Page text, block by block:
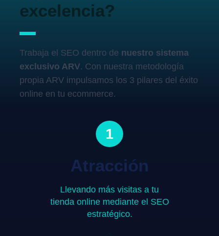
excelencia?
Trabaja el SEO dentro de nuestro sistema
exclusivo ARV. Con nuestra metodología
propia ARV impulsamos los 3 pilares del éxito
online en tu ecommerce.
1
Atracción
Llevando más visitas a tu
tienda online mediante el SEO
estratégico.